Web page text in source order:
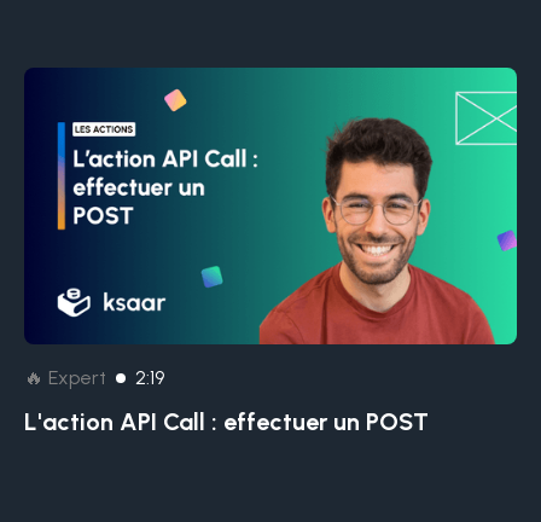
🔥 Expert 2:19
L'action API Call : effectuer un POST